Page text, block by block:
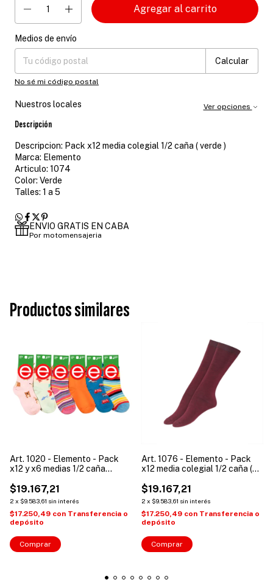
Entregas para el CP:
Medios de envío
Calcular
No sé mi código postal
Nuestros locales Ver opciones
Descripción
Descripcion: Pack x12 media colegial 1/2 caña ( verde )
Marca: Elemento
Articulo: 1074
Color: Verde
Talles: 1 a 5
ENVIO GRATIS EN CABA
Por motomensajeria
Productos similares
Art. 1020 - Elemento - Pack
x12 y x6 medias 1/2 caña
$19.167,21
2 x $9.583,61 sin interés
$17.250,49 con Transferencia o
depósito
Comprar
Art. 1076 - Elemento - Pack
x12 media colegial 1/2 caña (
$19.167,21
2 x $9.583,61 sin interés
$17.250,49 con Transferencia o
depósito
Comprar